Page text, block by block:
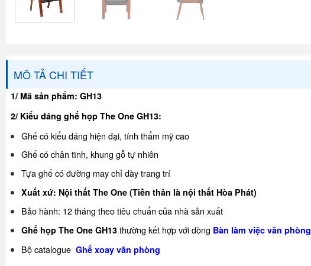
MÔ TẢ CHI TIẾT
1/ Mã sản phẩm: GH13
2/ Kiểu dáng ghế họp The One GH13:
Ghế có kiểu dáng hiện đại, tính thẩm mỹ cao
Ghế có chân tĩnh, khung gỗ tự nhiên
Tựa ghế có đường may chỉ dày trang trí
Xuất xứ: Nội thất The One (Tiền thân là nội thất Hòa Phát)
Bảo hành: 12 tháng theo tiêu chuẩn của nhà sản xuất
Ghế họp The One GH13thường kết hợp với dòng Bàn làm việc văn phòng
Bộ catalogue Ghế xoay vănphòng